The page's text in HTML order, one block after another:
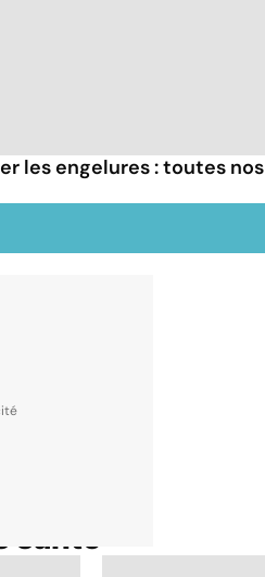
les engelures : toutes nos
santé